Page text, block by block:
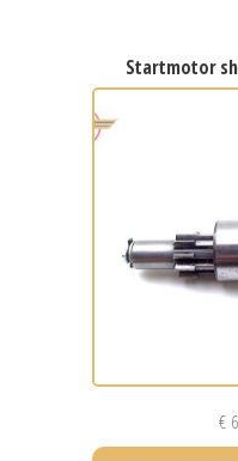
startmotor
€